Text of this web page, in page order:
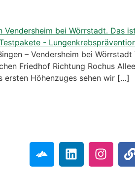
– Vendersheim bei
Friedhof Richtung Rochus
ersten Höhenzuges sehen wir […]